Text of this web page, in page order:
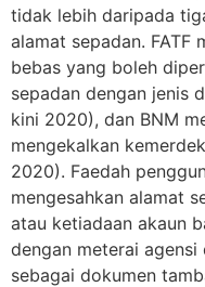
tidak lebih daripada
alamat sepadan. FATF
bebas yang boleh
sepadan dengan jenis
kini 2020), dan BNM
mengekalkan
2020). Faedah
mengesahkan alamat
atau ketiadaan akaun
dengan meterai
sebagai dokumen